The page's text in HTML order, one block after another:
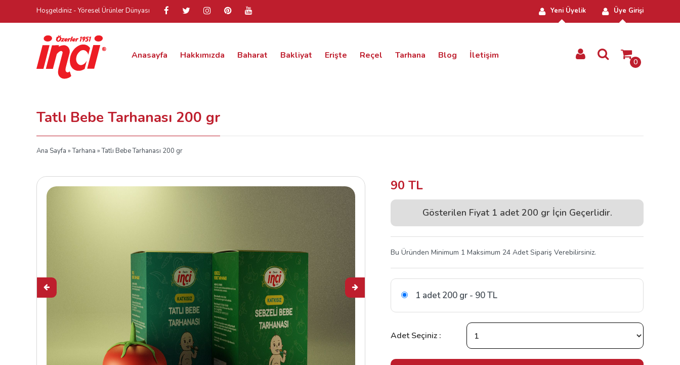
Hoşgeldiniz - Yöresel Ürünler Dünyası Üye Girişi
Yeni Üyelik
Anasayfa Hakkımızda Baharat Bakliyat Erişte Reçel Tarhana Blog İletişim
0
Tatlı Bebe Tarhanası 200 gr
Ana Sayfa »Tarhana » Tatlı Bebe Tarhanası 200 gr
90 TL
Gösterilen Fiyat 1 adet 200 gr İçin Geçerlidir.
Bu Üründen Minimum 1 Maksimum 24 Adet Sipariş Verebilirsiniz.
1 adet 200 gr - 90 TL
Adet Seçiniz :